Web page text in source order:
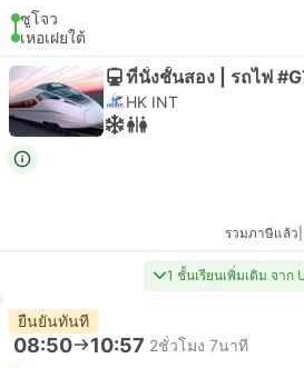
ซูโจว
เหอเฝยใต้
ที่นั่งชั้นสอง | รถไฟ
HK INT
รวมภาษีแล้ว
1 ชั้นเรียนเพิ่มเติม จาก
ยืนยันทันที
08:50 10:57 2ชั่วโมง 7นาที